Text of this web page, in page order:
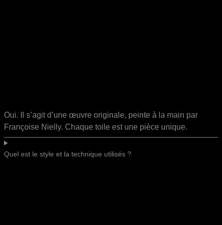
Oui. Il s’agit d’une œuvre originale, peinte à la main par
Françoise Nielly. Chaque toile est une pièce unique.
Quel est le style et la technique utilisés ?